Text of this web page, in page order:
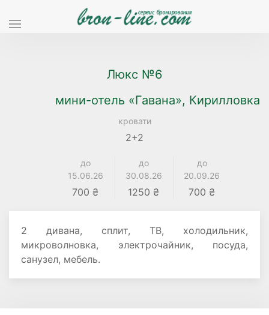
Люкс №6
мини-отель «Гавана», Кирилловка
кровати
2+2
до
15.06.26
700 ₴
до
30.08.26
1250 ₴
до
20.09.26
700 ₴
2 дивана, сплит, ТВ, холодильник,
микроволновка, электрочайник, посуда,
санузел, мебель.